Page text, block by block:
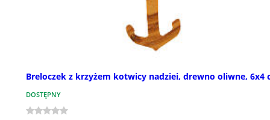
Breloczek z krzyżem kotwicy nadziei, drewno oliwne, 6x4
DOSTĘPNY